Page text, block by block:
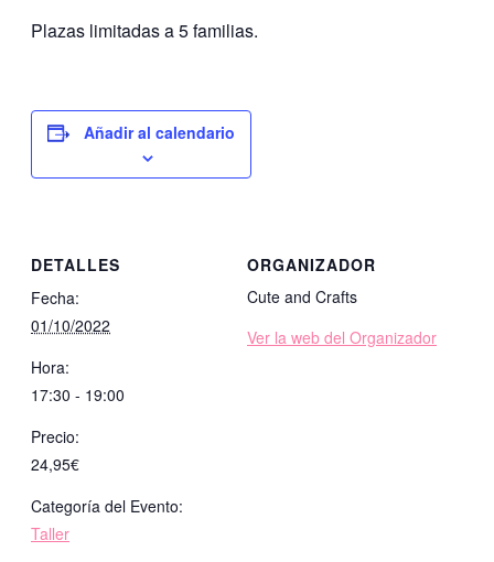
Plazas limitadas a 5 familias.
Añadir al calendario
DETALLES
Fecha:
01/10/2022
Hora:
17:30 - 19:00
Precio:
24,95€
Categoría del Evento:
Taller
ORGANIZADOR
Cute and Crafts
Ver la web del Organizador